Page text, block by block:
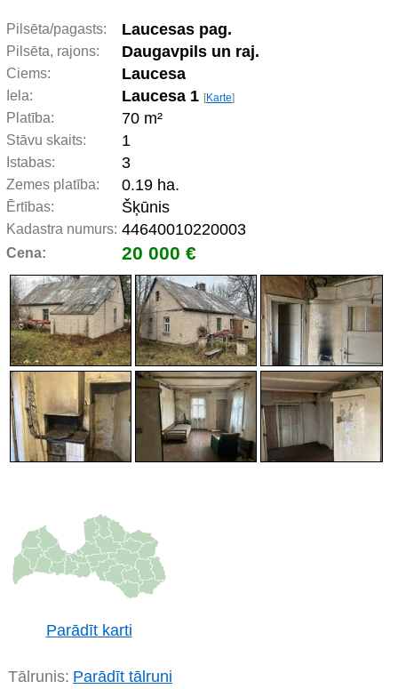
Pilsēta/pagasts: Laucesas pag.
Pilsēta, rajons: Daugavpils un raj.
Ciems: Laucesa
Iela: Laucesa 1 [Karte]
Platība: 70 m²
Stāvu skaits: 1
Istabas: 3
Zemes platība: 0.19 ha.
Ērtības: Šķūnis
Kadastra numurs: 44640010220003
Cena: 20 000 €
Parādīt karti
Tālrunis: Parādīt tālruni